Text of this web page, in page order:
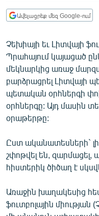
ՏՆՏԵՍՈՒԹՅՈՒՆ
ՊԱՏԵՐԱԶՄԻ 6
ՏԱՐԱԾԱՇՐՋԱՆ
ՄԻՋԱԶԳԱՅԻՆ
ՄՇԱԿՈՒՅԹ
ՍՊՈՐՏ
ՄԵԿՆԱԲԱՆՈՒԹՅՈՒՆ
ՏՏ ԵՒ ԻՆՏԵՐՆԵՏ
ԱՐԽԻՎ
Ավելացրեք մեզ Google-ում
Չեխիայի եւ Լիտվայի
Պրահայում կայացած
մեկնարկից առաջ
բարձրացրել Լիտվայի
պետական օրհներգի
օրհներգը: Այդ մասին
օրաթերթը:
Ըստ ականատեսների`
շփոթվել են,
հիստերիկ ծիծաղ է
Առաջին խաղակեսից
ֆուտբոլային միության